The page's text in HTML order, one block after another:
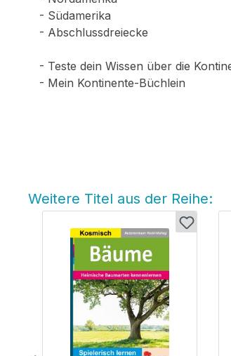
- Südamerika
- Abschlussdreiecke
- Teste dein Wissen über die
- Mein Kontinente-Büchlein
Weitere Titel aus der Reihe: